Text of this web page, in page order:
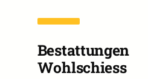
Bestattungen
Wohlschiess